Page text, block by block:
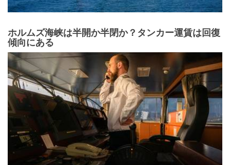
ホルムズ海峡は半開か半閉か？タンカー運賃は回復
傾向にある